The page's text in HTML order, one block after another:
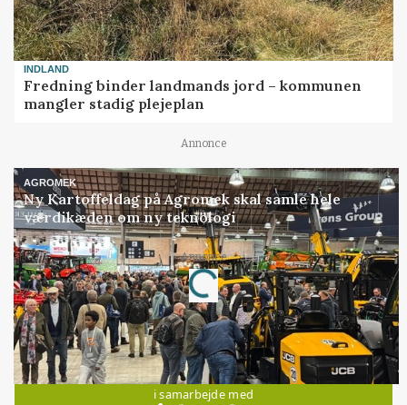
INDLAND
Fredning binder landmands jord – kommunen
mangler stadig plejeplan
Annonce
AGROMEK
Ny Kartoffeldag på Agromek skal samle hele
værdikæden om ny teknologi
Annonce
Loading...
Jobs
i samarbejde med